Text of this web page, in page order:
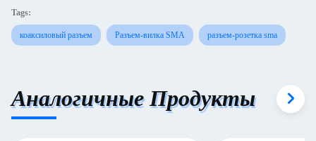
Tags:
коаксиловый разъем Разъем-вилка SMA разъем-розетка sma
Аналогичные Продукты